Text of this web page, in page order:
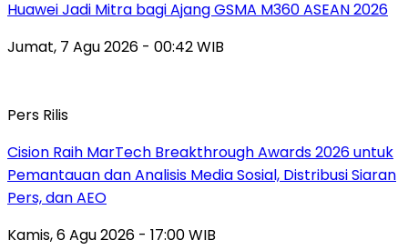
Huawei Jadi Mitra bagi Ajang GSMA M360 ASEAN 2026
Jumat, 7 Agu 2026 - 00:42 WIB
Pers Rilis
Cision Raih MarTech Breakthrough Awards 2026 untuk
Pemantauan dan Analisis Media Sosial, Distribusi Siaran
Pers, dan AEO
Kamis, 6 Agu 2026 - 17:00 WIB